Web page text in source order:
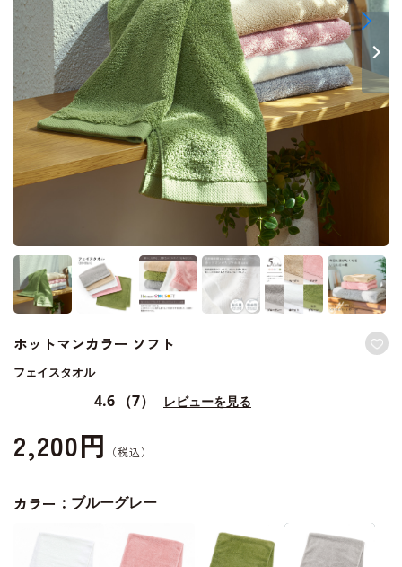
ホットマンカラー ソフト
フェイスタオル
4.6 （7） レビューを見る
2,200円
カラー： ブルーグレー